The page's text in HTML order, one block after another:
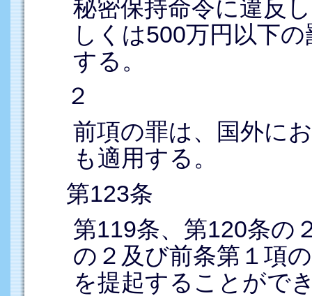
秘密保持命令に違反
しくは500万円以下
する。
２
前項の罪は、国外に
も適用する。
第123条
第119条、第120条の
の２及び前条第１項
を提起することがで